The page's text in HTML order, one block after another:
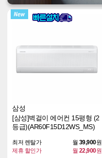
삼성
[삼성]벽걸이 에어컨 15평형 (2
등급)(AR60F15D12WS_MS)
최저 렌탈가 월 39,900원
제휴 할인가
월 22,900원